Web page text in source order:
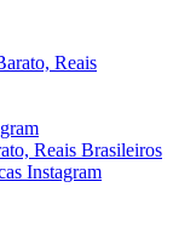
Reais
Reais Brasileiros
Instagram